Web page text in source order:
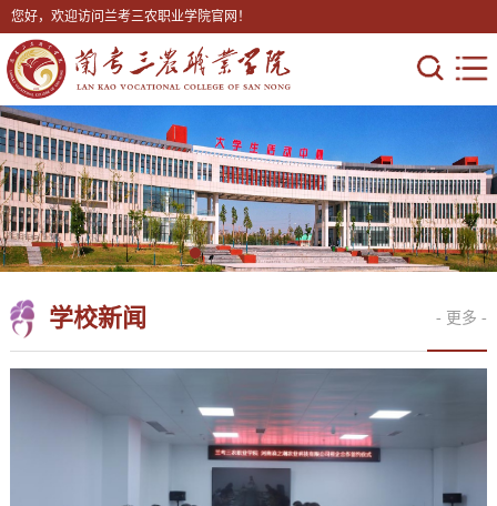
您好，欢迎访问兰考三农职业学院官网！
学校新闻 - 更多 -